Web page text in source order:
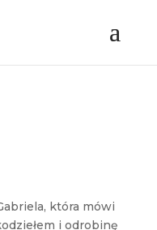
która mówi
i odrobinę